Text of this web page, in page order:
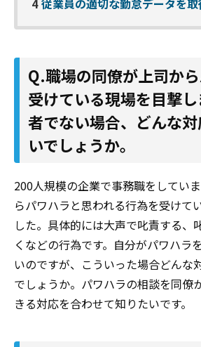
4 従業員の適切な勤怠データを取
Q.職場の同僚が上司か
受けている現場を目撃
者でない場合、どんな
いでしょうか。
200人規模の企業で事務職をしてい
らパワハラと思われる行為を受けて
した。具体的には大声で叱責する、
くなどの行為です。自分がパワハラ
いのですが、こういった場合どんな
でしょうか。パワハラの相談を同僚
きる対応を合わせて知りたいです。